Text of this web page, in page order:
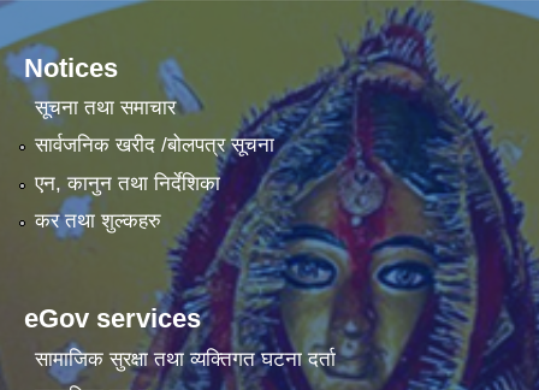
Notices
सूचना तथा समाचार
सार्वजनिक खरीद /बोलपत्र सूचना
एन, कानुन तथा निर्देशिका
कर तथा शुल्कहरु
eGov services
सामाजिक सुरक्षा तथा व्यक्तिगत घटना दर्ता